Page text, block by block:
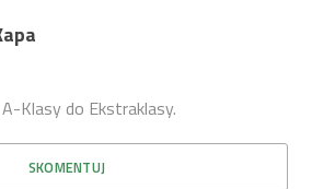
Klasy do Ekstraklasy.
SKOMENTUJ